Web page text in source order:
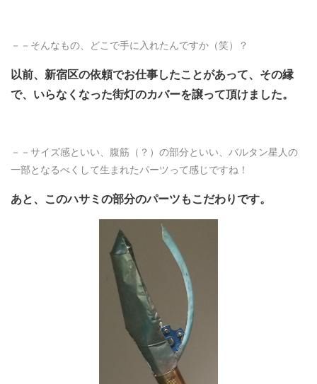
－－そんなもの、どこで手に入れたんですか（笑）？
以前、新宿区の依頼でお仕事したことがあって、その縁
で、いらなくなった街灯のカバーを譲って頂けました。
－－サイズ感といい、腹筋（？）の部分といい、バルタン星人の
一部となるべくして生まれたパーツって感じですね！
あと、このハサミの部分のパーツもこだわりです。